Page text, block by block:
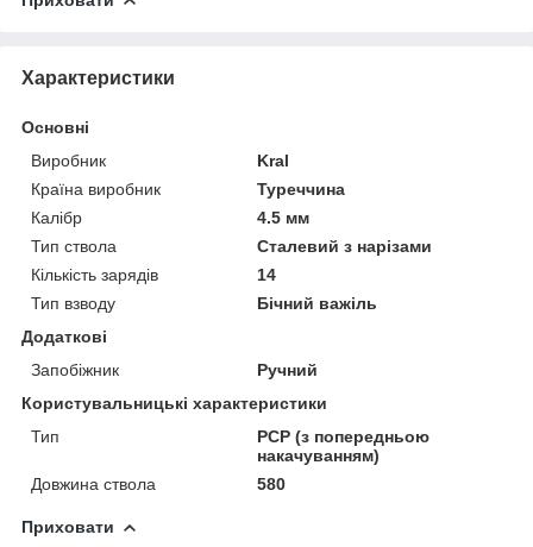
Характеристики
Основні
Виробник
Kral
Країна виробник
Туреччина
Калібр
4.5 мм
Тип ствола
Сталевий з нарізами
Кількість зарядів
14
Тип взводу
Бічний важіль
Додаткові
Запобіжник
Ручний
Користувальницькі характеристики
Тип
PCP (з попередньою
накачуванням)
Довжина ствола
580
Приховати